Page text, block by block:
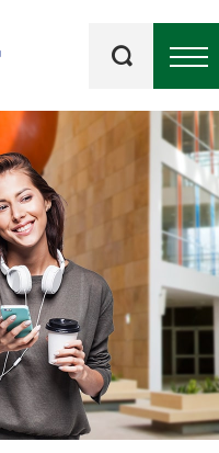
kluczowe